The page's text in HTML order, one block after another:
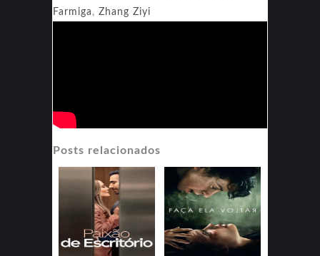
Farmiga , Zhang Ziyi
Posts relacionados